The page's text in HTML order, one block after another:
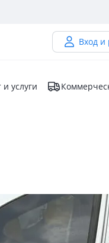
Вход и
услуги